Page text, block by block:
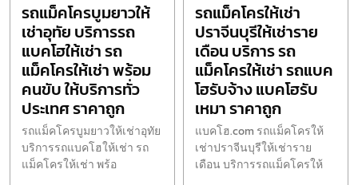
รถแม็คโครบูมยาวให้
เช่าอุทัย บริการรถ
แบคโฮให้เช่า รถ
แม็คโครให้เช่า พร้อม
คนขับ ให้บริการทั่ว
ประเทศ ราคาถูก
รถแม็คโครบูมยาวให้เช่าอุทัย
บริการรถแบคโฮให้เช่า รถ
แม็คโครให้เช่า พร้อ
รถแม็คโครให้เช่า
ปราจีนบุรีให้เช่าราย
เดือน บริการ รถ
แม็คโครให้เช่า รถแบค
โฮรับจ้าง แบคโฮรับ
เหมา ราคาถูก
แบคโฮ.com รถแม็คโครให้
เช่าปราจีนบุรีให้เช่าราย
เดือน บริการรถแม็คโครให้